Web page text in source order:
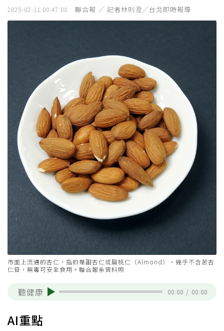
2025-02-11 00:47:00 聯合報 ／ 記者林則澄／台北即時報導
市面上流通的杏仁，指的是甜杏仁或扁桃仁（Almond），幾乎不含苦杏
仁苷，無毒可安全食用。聯合報系資料照
聽健康 00:00 / 00:00
AI重點